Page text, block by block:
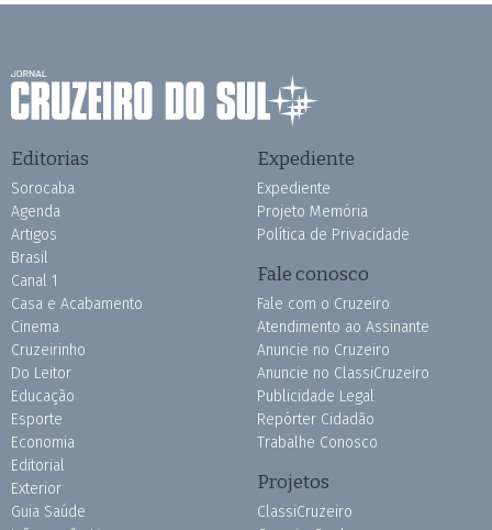
Editorias
Sorocaba
Agenda
Artigos
Brasil
Canal 1
Casa e Acabamento
Cinema
Cruzeirinho
Do Leitor
Educação
Esporte
Economia
Editorial
Exterior
Guia Saúde
Expediente
Expediente
Projeto Memória
Política de Privacidade
Fale conosco
Fale com o Cruzeiro
Atendimento ao Assinante
Anuncie no Cruzeiro
Anuncie no ClassiCruzeiro
Publicidade Legal
Repórter Cidadão
Trabalhe Conosco
Projetos
ClassiCruzeiro